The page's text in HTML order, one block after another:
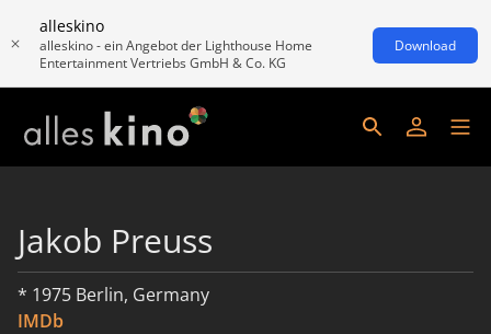
alleskino
alleskino - ein Angebot der Lighthouse Home
Entertainment Vertriebs GmbH & Co. KG
Download
Jakob Preuss
* 1975 Berlin, Germany
IMDb